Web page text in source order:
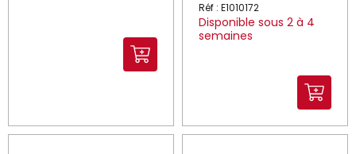
Réf : E1010172
Disponible sous 2 à 4
semaines